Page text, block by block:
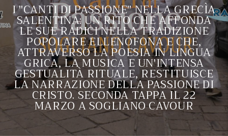
I "CANTI DI PASSIONE" NELLA GRECÌA
SALENTINA: UN RITO CHE AFFONDA
LE SUE RADICI NELLA TRADIZIONE
POPOLARE ELLENOFONA E CHE,
ATTRAVERSO LA POESIA IN LINGUA
GRICA, LA MUSICA E UN'INTENSA
GESTUALITÀ RITUALE, RESTITUISCE
LA NARRAZIONE DELLA PASSIONE DI
CRISTO. SECONDA TAPPA IL 22
MARZO A SOGLIANO CAVOUR